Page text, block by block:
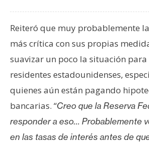
s
C
o
n
a
c
t
o
Reiteró que muy probablemente
más crítica con sus propias
suavizar un poco la situación para
residentes estadounidenses,
quienes aún están pagando
bancarias. “Creo que la Reserva
responder a eso… Probablemente
en las tasas de interés antes de